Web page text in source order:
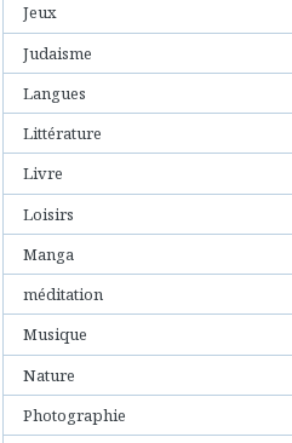
Jeux
Judaisme
Langues
Littérature
Livre
Loisirs
Manga
méditation
Musique
Nature
Photographie